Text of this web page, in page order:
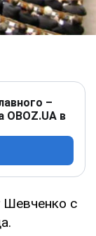
–
OBOZ.UA в
Шевченко с